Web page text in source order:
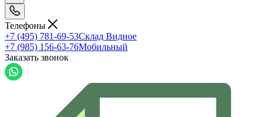
Телефоны
+7 (495) 781-69-53Склад Видное
+7 (985) 156-63-76Мобильный
Заказать звонок